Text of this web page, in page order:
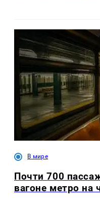
В мире
Почти 700
вагоне метро на